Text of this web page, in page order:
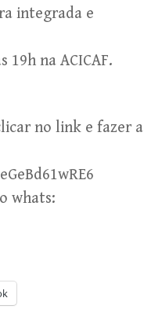
integrada e
19h na ACICAF.
no link e fazer a
whats: